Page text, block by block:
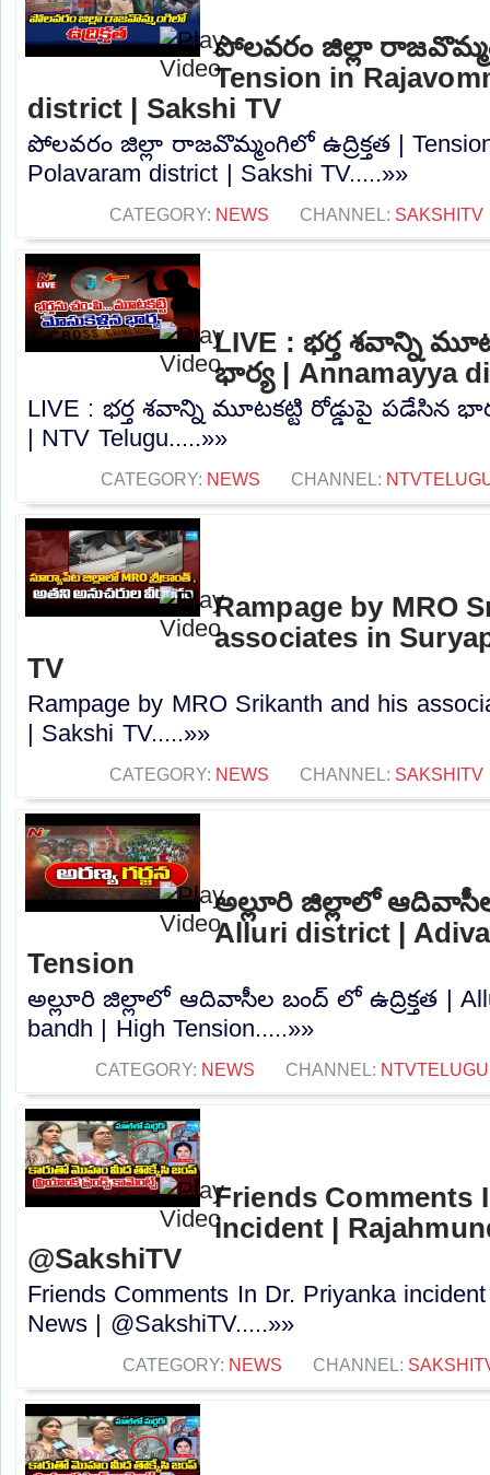
పోలవరం జిల్లా
Tension in
district | Sakshi TV
పోలవరం జిల్లా రాజవొమ్మంగిలో ఉద్రిక్తత | Tension
Polavaram district | Sakshi TV.....»»
CATEGORY: NEWS CHANNEL: SAKSHITV
LIVE : భర్త శవాన్ని
భార్య | Annamayya
LIVE : భర్త శవాన్ని మూటకట్టి రోడ్డుపై పడేసిన
| NTV Telugu.....»»
CATEGORY: NEWS CHANNEL:
Rampage by MRO
associates in
TV
Rampage by MRO Srikanth and his
| Sakshi TV.....»»
CATEGORY: NEWS CHANNEL: SAKSHITV
అల్లూరి జిల్లాలో
Alluri district |
Tension
అల్లూరి జిల్లాలో ఆదివాసీల బంద్ లో ఉద్రిక్తత |
bandh | High Tension.....»»
CATEGORY: NEWS CHANNEL: NTVTELUGU
Friends Comments
incident |
@SakshiTV
Friends Comments In Dr. Priyanka
News | @SakshiTV.....»»
CATEGORY: NEWS CHANNEL: